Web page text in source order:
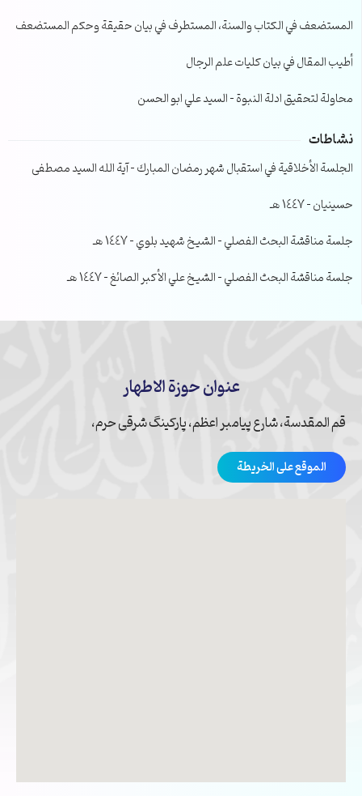
المستضعف في الكتاب والسنة، المستطرف في بيان حقيقة وحكم المستضعف
أطيب المقال في بيان كليات علم الرجال
محاولة لتحقيق ادلة النبوة – السيد علي ابو الحسن
نشاطات
الجلسة الأخلاقية في استقبال شهر رمضان المبارك – آية الله السيد مصطفى
حسينيان – 1447 هـ
جلسة مناقشة البحث الفصلي – الشيخ شهيد بلوي – 1447 هـ
جلسة مناقشة البحث الفصلي – الشيخ علي الأكبر الصائغ – 1447 هـ
عنوان حوزة الاطهار
قم المقدسة، شارع پیامبر اعظم، پارکینگ شرقی حرم،
الموقع على الخريطة